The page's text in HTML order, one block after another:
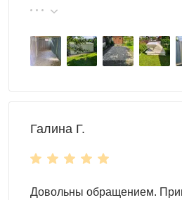
эту фирму.
Галина Г.
Довольны обращением.